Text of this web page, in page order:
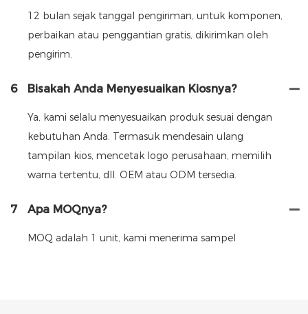
12 bulan sejak tanggal pengiriman, untuk komponen,
perbaikan atau penggantian gratis, dikirimkan oleh
pengirim.
6 Bisakah Anda Menyesuaikan Kiosnya?
Ya, kami selalu menyesuaikan produk sesuai dengan
kebutuhan Anda. Termasuk mendesain ulang
tampilan kios, mencetak logo perusahaan, memilih
warna tertentu, dll. OEM atau ODM tersedia.
7 Apa MOQnya?
MOQ adalah 1 unit, kami menerima sampel